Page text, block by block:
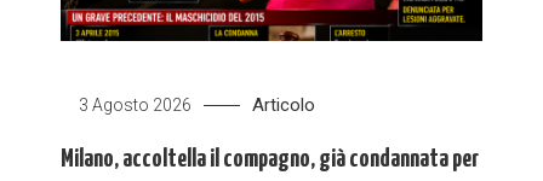
3 Agosto 2026 Articolo
Milano, accoltella il compagno, già condannata per